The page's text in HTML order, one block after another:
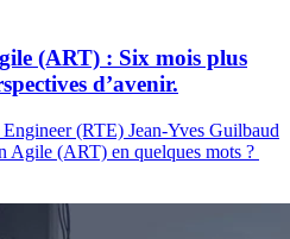
(ART) : Six mois plus
d’avenir.
(RTE) Jean-Yves Guilbaud
Agile (ART) en quelques mots ?